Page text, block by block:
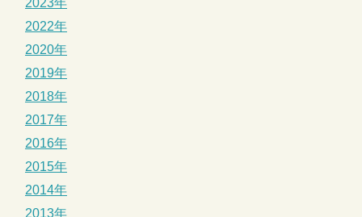
2023年
2022年
2020年
2019年
2018年
2017年
2016年
2015年
2014年
2013年